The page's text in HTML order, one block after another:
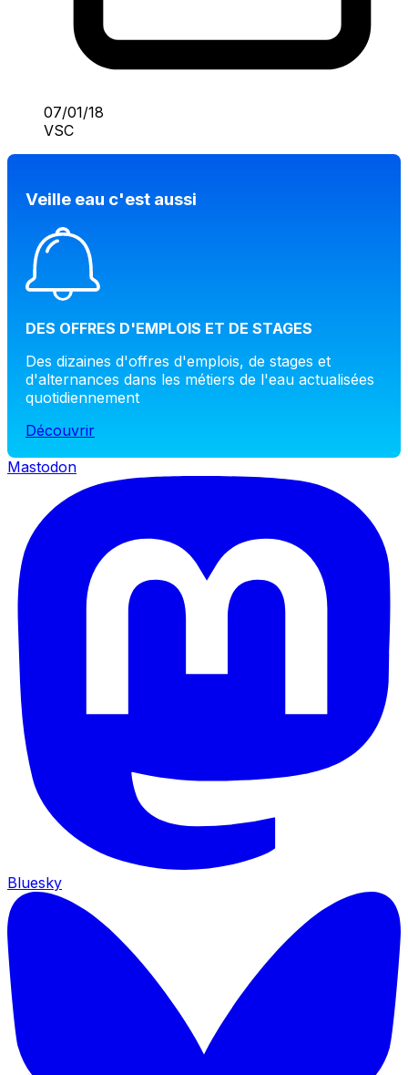
07/01/18
VSC
Veille eau c'est aussi
DES OFFRES D'EMPLOIS ET DE STAGES
Des dizaines d'offres d'emplois, de stages et
d'alternances dans les métiers de l'eau actualisées
quotidiennement
Découvrir
Mastodon
Bluesky